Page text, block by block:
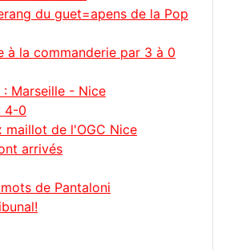
du guet=apens de la Pop
à la commanderie par 3 à 0
Marseille - Nice
4-0
maillot de l'OGC Nice
arrivés
de Pantaloni